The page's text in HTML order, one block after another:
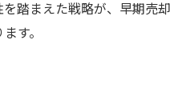
踏まえた戦略が、早期売却
す。